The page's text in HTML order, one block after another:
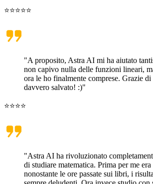
⭐⭐⭐⭐⭐
"A proposito, Astra AI mi ha aiutato
non capivo nulla delle funzioni lineari,
ora le ho finalmente comprese. Grazie di
davvero salvato! :)"
⭐⭐⭐⭐
"Astra AI ha rivoluzionato
di studiare matematica. Prima per me
nonostante le ore passate sui libri, i